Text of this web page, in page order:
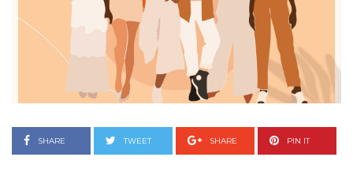
SHARE TWEET SHARE PIN IT